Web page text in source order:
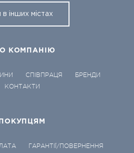
в інших містах
КОМПАНІЮ
СПІВПРАЦЯ
БРЕНДИ
КОНТАКТИ
ПОКУПЦЯМ
ГАРАНТІЇ/ПОВЕРНЕННЯ